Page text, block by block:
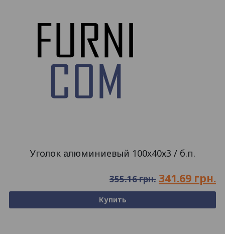
Уголок алюминиевый 100х40х3 / б.п.
355.16грн. 341.69 грн.
Купить